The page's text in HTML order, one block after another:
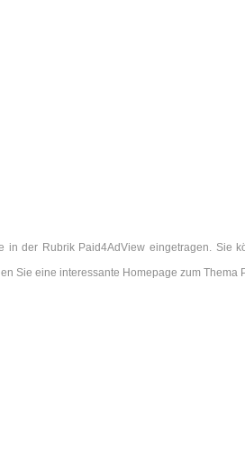
in der Rubrik Paid4AdView eingetragen. Sie
Sie eine interessante Homepage zum Thema